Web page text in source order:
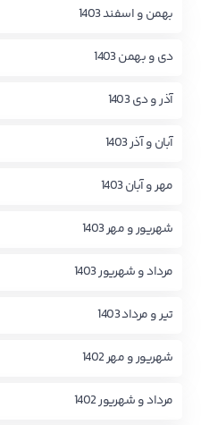
بهمن و اسفند 1403
دی و بهمن 1403
آذر و دی 1403
آبان و آذر 1403
مهر و آبان 1403
شهریور و مهر 1403
مرداد و شهریور 1403
تیر و مرداد 1403
شهریور و مهر 1402
مرداد و شهریور 1402